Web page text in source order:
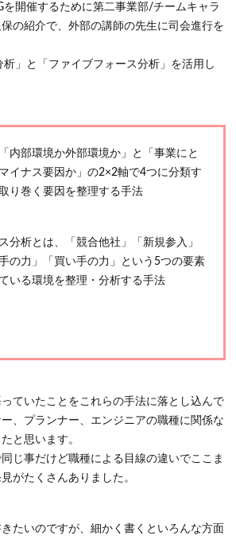
を開催するために第二事業部/チームキャラ
の紹介で、外部の講師の先生に司会進行を
」と「ファイブフォース分析」を活用し
内部環境か外部環境か」と「事業にと
イナス要因か」の2×2軸で4つに分類す
り巻く要因を整理する手法
分析とは、「競合他社」「新規参入」
の力」「買い手の力」という5つの要素
いる環境を整理・分析する手法
ていたことをこれらの手法に落とし込んで
、プランナー、エンジニアの職種に関係な
と思います。
じ事だけど職種による目線の違いでここま
がたくさんありました。
たいのですが、細かく書くといろんな方面